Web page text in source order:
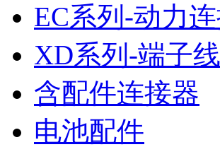
EC系列-动力
XD系列-端子
含配件连接器
电池配件